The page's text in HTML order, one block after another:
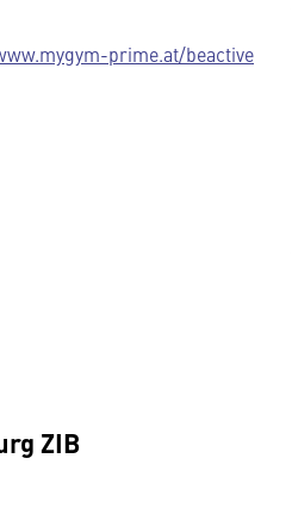
prime.at/beactive
ZIB